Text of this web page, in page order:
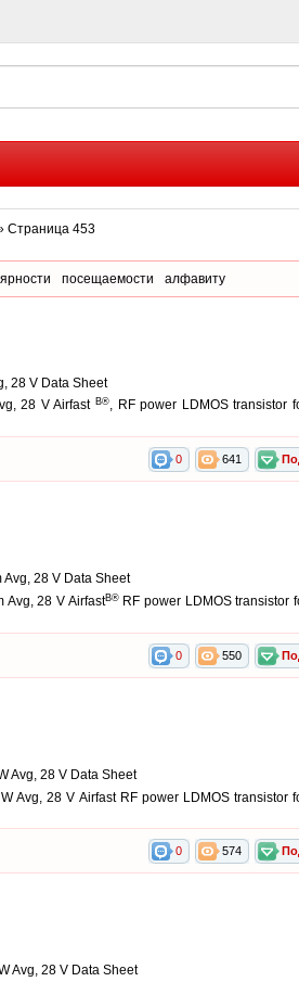
Страница 453
посещаемости алфавиту
28 V Data Sheet
28 V Airfast В®, RF power LDMOS transistor
641
0
28 V Data Sheet
Avg, 28 V AirfastВ®RF power LDMOS transistor
550
0
Avg, 28 V Data Sheet
Avg, 28 V Airfast RF power LDMOS transistor
574
0
Avg, 28 V Data Sheet